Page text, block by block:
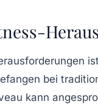
bei
kann